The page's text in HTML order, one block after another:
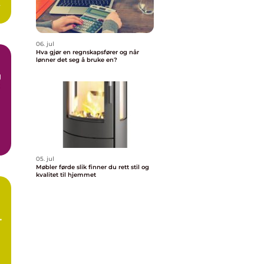
06. jul
Hva gjør en regnskapsfører og når
lønner det seg å bruke en?
05. jul
Møbler førde slik finner du rett stil og
kvalitet til hjemmet